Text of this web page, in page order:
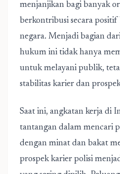
menjanjikan bagi banyak
berkontribusi secara positif
negara. Menjadi bagian
hukum ini tidak hanya
untuk melayani publik,
stabilitas karier dan
Saat ini, angkatan kerja di
tantangan dalam mencari
dengan minat dan bakat
prospek karier polisi